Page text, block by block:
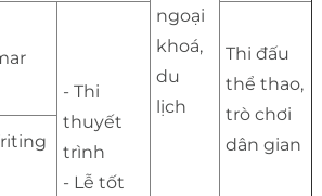
ngoại
khoá,
du
lịch
- Thi
thuyết
trình
- Lễ tốt
Thi đấu
thể thao,
trò chơi
dân gian